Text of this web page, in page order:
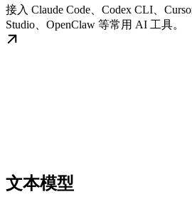
接入 Claude Code、Codex CLI、
Studio、OpenClaw 等常用 AI 工具。
文本模型